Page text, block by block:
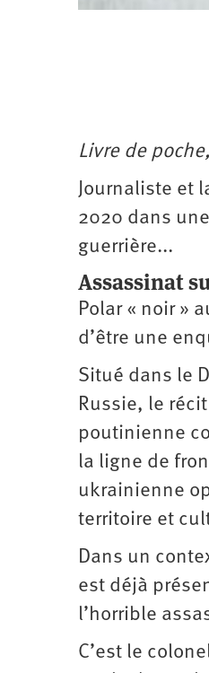
Livre de
Journaliste et
2020 dans
guerrière...
Assassinat
Polar « noir »
d’être une
Situé dans le
Russie, le
poutinienne
la ligne de
ukrainienne
territoire et
Dans un
est déjà
l’horrible
C’est le